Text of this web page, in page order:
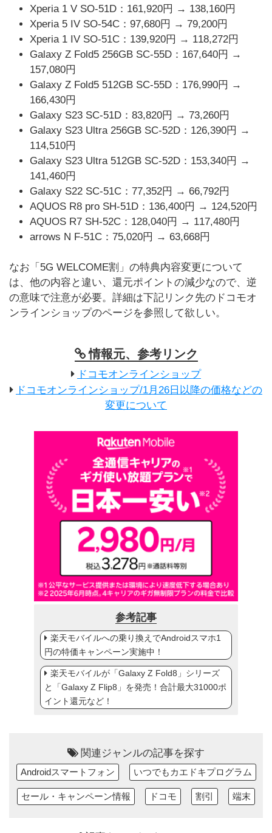
Xperia 1 V SO-51D：161,920円 → 138,160円
Xperia 5 IV SO-54C：97,680円 → 79,200円
Xperia 1 IV SO-51C：139,920円 → 118,272円
Galaxy Z Fold5 256GB SC-55D：167,640円 →
157,080円
Galaxy Z Fold5 512GB SC-55D：176,990円 →
166,430円
Galaxy S23 SC-51D：83,820円 → 73,260円
Galaxy S23 Ultra 256GB SC-52D：126,390円 →
114,510円
Galaxy S23 Ultra 512GB SC-52D：153,340円 →
141,460円
Galaxy S22 SC-51C：77,352円 → 66,792円
AQUOS R8 pro SH-51D：136,400円 → 124,520円
AQUOS R7 SH-52C：128,040円 → 117,480円
arrows N F-51C：75,020円 → 63,668円
なお「5G WELCOME割」の特典内容変更について
は、他の内容と違い、還元ポイントの減少なので、逆
の意味で注意が必要。詳細は下記リンク先のドコモオ
ンラインショップのページを参照して欲しい。
情報元、参考リンク
ドコモオンラインショップ
ドコモオンラインショップ/1月26日以降の価格などの
変更について
参考記事
楽天モバイルへの乗り換えでAndroidスマホ1
円の特価キャンペーン実施中！
楽天モバイルが「Galaxy Z Fold8」シリーズ
と「Galaxy Z Flip8」を発売！合計最大31000ポ
イント還元など！
関連ジャンルの記事を探す
Androidスマートフォン いつでもカエドキプログラム
セール・キャンペーン情報 ドコモ 割引 端末